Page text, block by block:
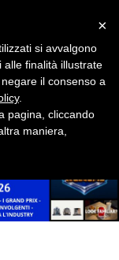
×
si avvalgono
alle finalità illustrate
il consenso a
.
pagina, cliccando
maniera,